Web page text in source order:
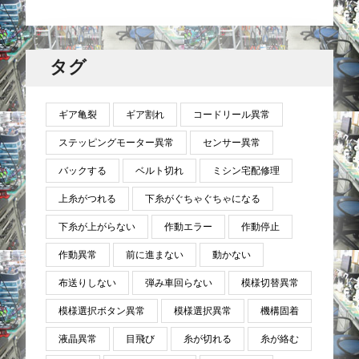
タグ
ギア亀裂 ギア割れ コードリール異常
ステッピングモーター異常 センサー異常
バックする ベルト切れ ミシン宅配修理
上糸がつれる 下糸がぐちゃぐちゃになる
下糸が上がらない 作動エラー 作動停止
作動異常 前に進まない 動かない
布送りしない 弾み車回らない 模様切替異常
模様選択ボタン異常 模様選択異常 機構固着
液晶異常 目飛び 糸が切れる 糸が絡む